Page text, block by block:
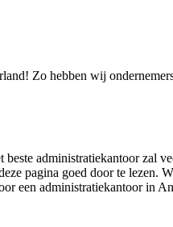
Zo hebben wij
administratiekantoor zal
pagina goed door te lezen.
een administratiekantoor in